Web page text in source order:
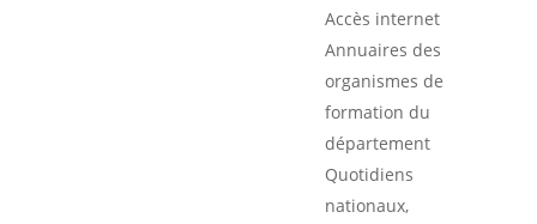
Accès internet
Annuaires des
organismes de
formation du
département
Quotidiens
nationaux,